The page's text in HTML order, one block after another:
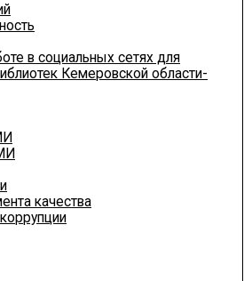
в социальных сетях для
Кемеровской области-
качества